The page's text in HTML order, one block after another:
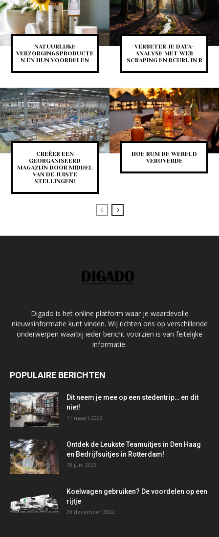
NATUURLIJKE
VERZORGINGSPRODUCTE
N EN HUN VOORDELEN
VERBETER JE DATA-
ANALYSE MET WEB
SCRAPING EN RCURL IN R
CREËER EEN
GEORGANISEERD
MAGAZIJN DOOR MIDDEL
VAN DE JUISTE
STELLINGEN!
HOE RUM DE WERELD
VEROVERDE
Digado is het online platform waar je waardevolle
nieuwsinformatie kunt vinden. Wij richten ons op verschillende
onderwerpen waarbij ieder bericht voorzien is van feitelijke
informatie.
POPULAIRE BERICHTEN
Dit neem je mee op een stedentrip… en dit
niet!
11 maart 2023
Ontdek de Leukste Teamuitjes in Den Haag
en Bedrijfsuitjes in Rotterdam!
10 juni 2023
Koelwagen gebruiken? De voordelen op een
rijtje
29 december 2022